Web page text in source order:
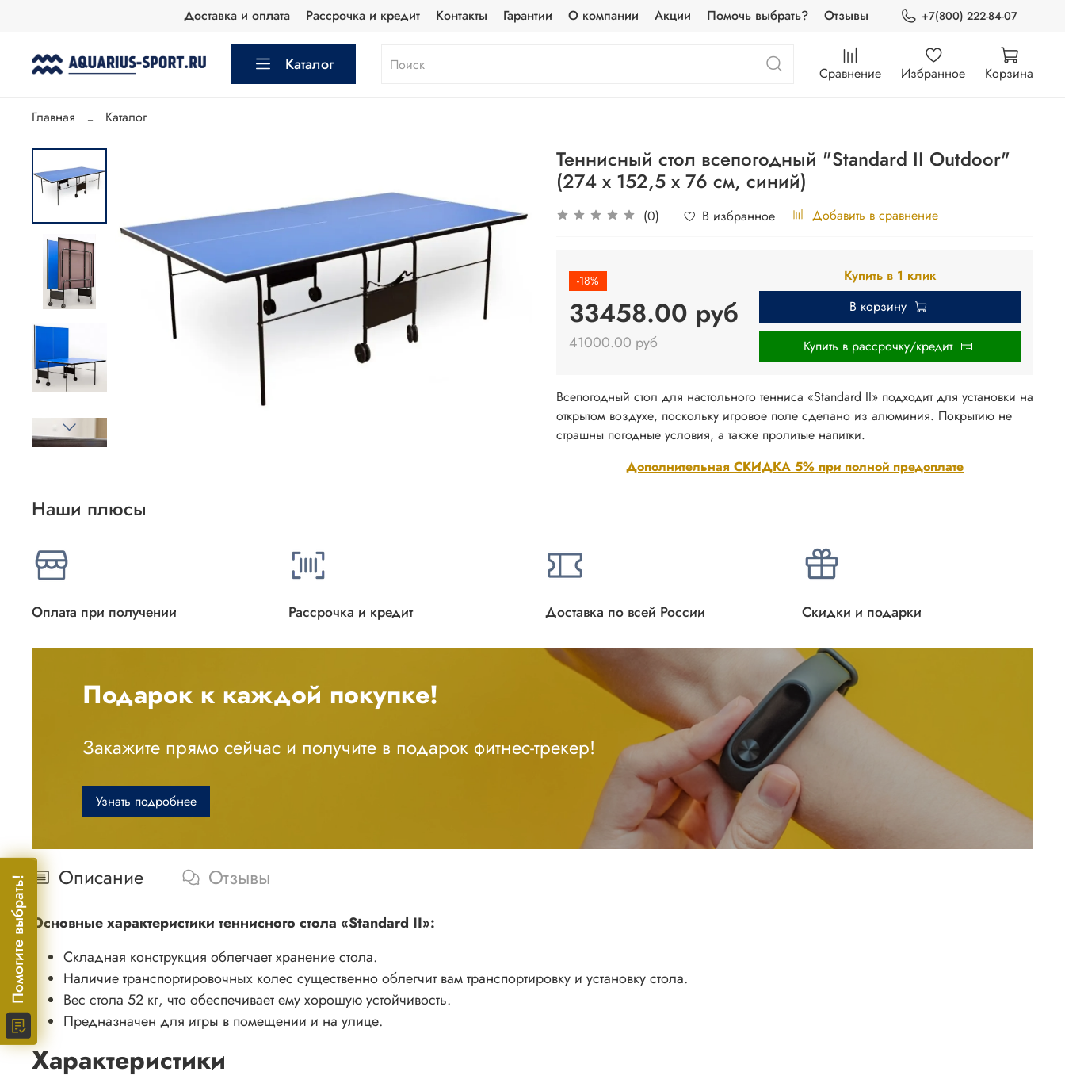
Помогите выбрать!
Доставка и оплата Рассрочка и кредит Контакты Гарантии О компании Акции Помочь выбрать? Отзывы +7(800) 222-84-07
Каталог Сравнение Избранное Корзина
Главная Каталог
Теннисный стол всепогодный "Standard II Outdoor"
(274 х 152,5 х 76 см, синий)
(0) В избранное Добавить в сравнение
-18%
33458.00 руб
41000.00 руб
Купить в 1 клик
В корзину
Купить в рассрочку/кредит
Дополнительная СКИДКА 5% при полной предоплате
Всепогодный стол для настольного тенниса «Standard II» подходит для установки на
открытом воздухе, поскольку игровое поле сделано из алюминия. Покрытию не
страшны погодные условия, а также пролитые напитки.
Наши плюсы
Оплата при получении Рассрочка и кредит Доставка по всей России Скидки и подарки
Подарок к каждой покупке!
Закажите прямо сейчас и получите в подарок фитнес-трекер!
Узнать подробнее
Описание Отзывы
Основные характеристики теннисного стола «Standard II»:
Складная конструкция облегчает хранение стола.
Наличие транспортировочных колес существенно облегчит вам транспортировку и установку стола.
Вес стола 52 кг, что обеспечивает ему хорошую устойчивость.
Предназначен для игры в помещении и на улице.
Характеристики